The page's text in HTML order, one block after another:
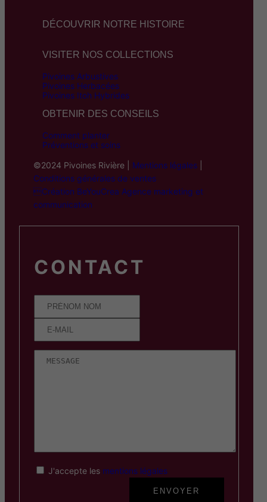
DÉCOUVRIR NOTRE HISTOIRE
VISITER NOS COLLECTIONS
Pivoines Arbustives
Pivoines Herbacées
Pivoines Itoh Hybrides
OBTENIR DES CONSEILS
Comment planter
Préventions et soins
©2024 Pivoines Rivière | Mentions légales
Conditions générales de ventes
Création BeYouCrea Agence marketing et
communication
CONTACT
J'accepte les mentions légales